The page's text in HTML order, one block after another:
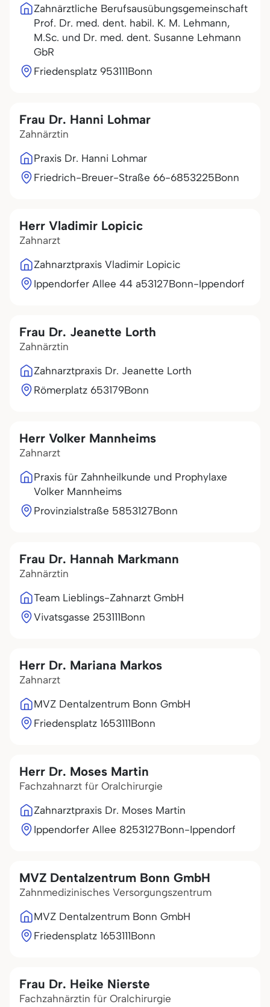
Zahnärztliche Berufsausübungsgemeinschaft
Prof. Dr. med. dent. habil. K. M. Lehmann,
M.Sc. und Dr. med. dent. Susanne Lehmann
GbR
Friedensplatz 953111Bonn
Frau Dr. Hanni Lohmar
Zahnärztin
Praxis Dr. Hanni Lohmar
Friedrich-Breuer-Straße 66-6853225Bonn
Herr Vladimir Lopicic
Zahnarzt
Zahnarztpraxis Vladimir Lopicic
Ippendorfer Allee 44 a53127Bonn-Ippendorf
Frau Dr. Jeanette Lorth
Zahnärztin
Zahnarztpraxis Dr. Jeanette Lorth
Römerplatz 653179Bonn
Herr Volker Mannheims
Zahnarzt
Praxis für Zahnheilkunde und Prophylaxe
Volker Mannheims
Provinzialstraße 5853127Bonn
Frau Dr. Hannah Markmann
Zahnärztin
Team Lieblings-Zahnarzt GmbH
Vivatsgasse 253111Bonn
Herr Dr. Mariana Markos
Zahnarzt
MVZ Dentalzentrum Bonn GmbH
Friedensplatz 1653111Bonn
Herr Dr. Moses Martin
Fachzahnarzt für Oralchirurgie
Zahnarztpraxis Dr. Moses Martin
Ippendorfer Allee 8253127Bonn-Ippendorf
MVZ Dentalzentrum Bonn GmbH
Zahnmedizinisches Versorgungszentrum
MVZ Dentalzentrum Bonn GmbH
Friedensplatz 1653111Bonn
Frau Dr. Heike Nierste
Fachzahnärztin für Oralchirurgie